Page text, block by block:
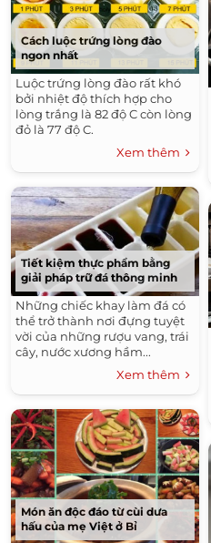
Cách luộc trứng lòng đào
ngon nhất
Luộc trứng lòng đào rất khó
bởi nhiệt độ thích hợp cho
lòng trắng là 82 độ C còn lòng
đỏ là 77 độ C.
Xem thêm
Tiết kiệm thực phẩm bằng
giải pháp trữ đá thông minh
Những chiếc khay làm đá có
thể trở thành nơi đựng tuyệt
vời của những rượu vang, trái
cây, nước xương hầm...
Xem thêm
Món ăn độc đáo từ cùi dưa
hấu của mẹ Việt ở Bỉ